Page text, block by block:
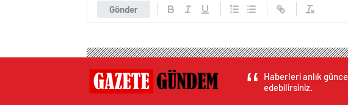
Gönder
Haberleri anlık
edebilirsiniz.